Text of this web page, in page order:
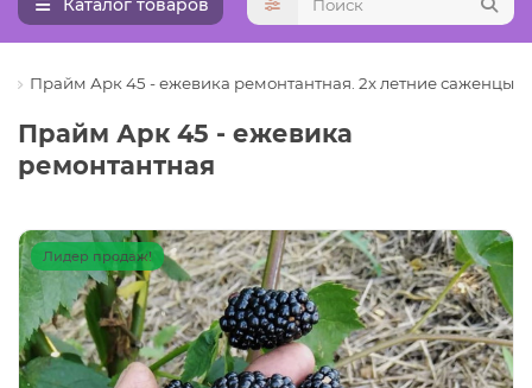
Каталог товаров
Прайм Арк 45 - ежевика ремонтантная. 2х летние саженцы
Прайм Арк 45 - ежевика
ремонтантная
Лидер продаж!